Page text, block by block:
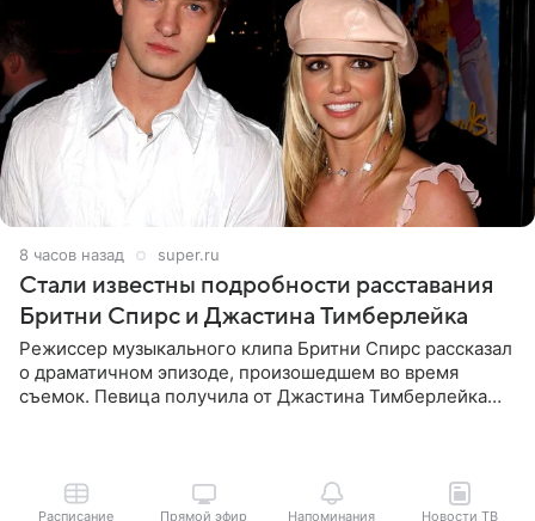
8 часов назад super.ru
Стали известны подробности расставания
Бритни Спирс и Джастина Тимберлейка
Режиссер музыкального клипа Бритни Спирс рассказал
о драматичном эпизоде, произошедшем во время
съемок. Певица получила от Джастина Тимберлейка
Расписание Прямой эфир Напоминания Новости ТВ